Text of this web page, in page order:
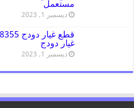
مستعمل
ديسمبر 1, 2023
غيار دودج
ديسمبر 1, 2023